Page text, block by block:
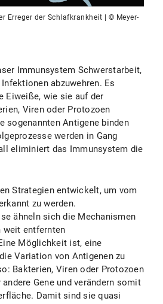
Erreger der Schlafkrankheit | © Meyer-
Immunsystem Schwerstarbeit,
abzuwehren. Es
Eiweiße, wie sie auf der
Viren oder Protozoen
sogenannten Antigene binden
werden in Gang
eliminiert das Immunsystem die
Strategien entwickelt, um vom
zu werden.
ähneln sich die Mechanismen
entfernten
Möglichkeit ist, eine
Variation von Antigenen zu
Bakterien, Viren oder Protozoen
Gene und verändern somit
Damit sind sie quasi